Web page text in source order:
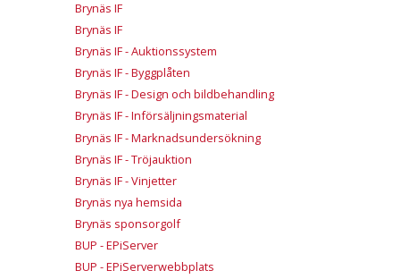
Brynäs IF
Brynäs IF
Brynäs IF - Auktionssystem
Brynäs IF - Byggplåten
Brynäs IF - Design och bildbehandling
Brynäs IF - Införsäljningsmaterial
Brynäs IF - Marknadsundersökning
Brynäs IF - Tröjauktion
Brynäs IF - Vinjetter
Brynäs nya hemsida
Brynäs sponsorgolf
BUP - EPiServer
BUP - EPiServerwebbplats